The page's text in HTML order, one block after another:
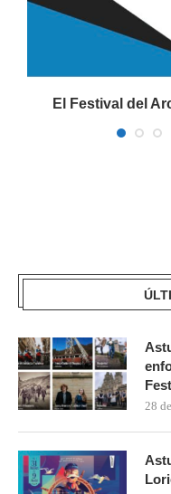
El Festival del
28